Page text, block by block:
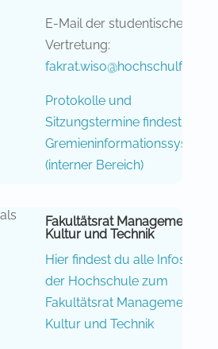
E-Mail der studentischen
Vertretung:
Protokolle und
Sitzungstermine findest du im
Gremieninformationssystem
(interner Bereich)
Fakultätsrat Management,
Kultur und Technik
Hier findest du alle Infos von
der Hochschule zum
Fakultätsrat Management,
Kultur und Technik